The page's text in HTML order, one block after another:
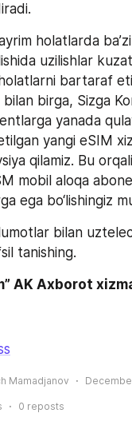
holatlarda
uzilishlar
bartaraf
bilan birga, Sizga
yanada
yangi eSIM
qilamiz. Bu
mobil aloqa
ega bo‘lishingiz
bilan
tanishing.
AK Axborot
Mamadjanov
0 reposts